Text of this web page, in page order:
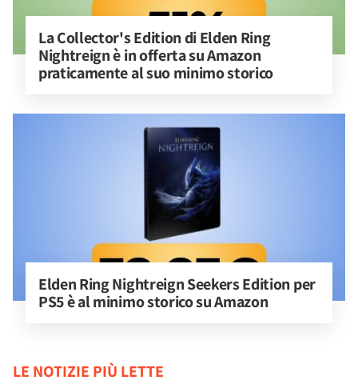
La Collector's Edition di Elden Ring
Nightreign è in offerta su Amazon
praticamente al suo minimo storico
Elden Ring Nightreign Seekers Edition per
PS5 è al minimo storico su Amazon
LE NOTIZIE PIÙ LETTE